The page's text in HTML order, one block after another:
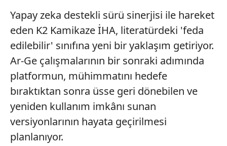
Yapay zeka destekli sürü sinerjisi ile hareket
eden K2 Kamikaze İHA, literatürdeki 'feda
edilebilir' sınıfına yeni bir yaklaşım getiriyor.
Ar-Ge çalışmalarının bir sonraki adımında
platformun, mühimmatını hedefe
bıraktıktan sonra üsse geri dönebilen ve
yeniden kullanım imkânı sunan
versiyonlarının hayata geçirilmesi
planlanıyor.